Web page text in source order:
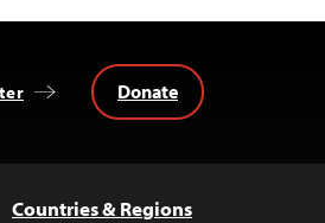
Donate
Countries & Regions